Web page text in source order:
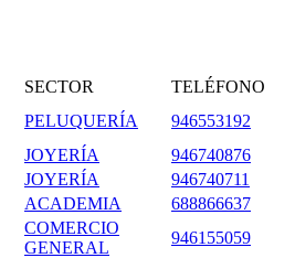
SECTOR
TELÉFONO
PELUQUERÍA
946553192
JOYERÍA
946740876
JOYERÍA
946740711
ACADEMIA
688866637
COMERCIO
GENERAL
946155059